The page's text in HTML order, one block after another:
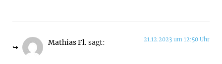
Mathias Fl. sagt: 21.12.2023 um 12:50 Uhr